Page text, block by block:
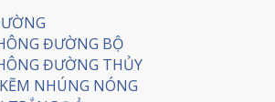
ĐƯỜNG BỘ
ĐƯỜNG THỦY
NHÚNG NÓNG